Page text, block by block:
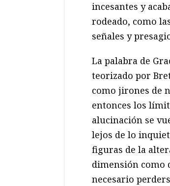
incesantes y
rodeado, como
señales y
La palabra de
teorizado por
como jirones de
entonces los
alucinación se
lejos de lo
figuras de la
dimensión como
necesario